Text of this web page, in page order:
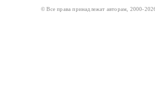
© Все права принадлежат авторам, 2000-